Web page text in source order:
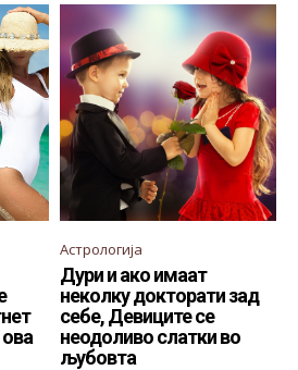
Астрологија
Дури и ако имаат
неколку докторати зад
себе, Девиците се
неодоливо слатки во
љубовта